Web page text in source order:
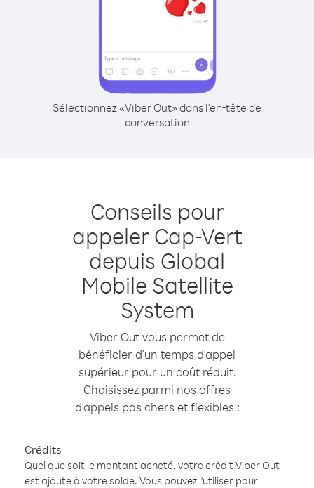
Sélectionnez «Viber Out» dans l'en-tête de
conversation
Conseils pour
appeler Cap-Vert
depuis Global
Mobile Satellite
System
Viber Out vous permet de
bénéficier d'un temps d'appel
supérieur pour un coût réduit.
Choisissez parmi nos offres
d'appels pas chers et flexibles :
Crédits
Quel que soit le montant acheté, votre crédit Viber Out
est ajouté à votre solde. Vous pouvez l'utiliser pour